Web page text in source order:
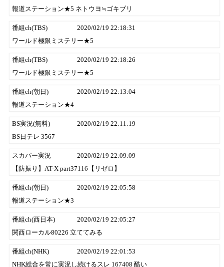
報道ステーション★5 ネトウヨ≒ゴキブリ
番組ch(TBS)
2020/02/19 22:18:31
ワールド極限ミステリー★5
番組ch(TBS)
2020/02/19 22:18:26
ワールド極限ミステリー★5
番組ch(朝日)
2020/02/19 22:13:04
報道ステーション★4
BS実況(無料)
2020/02/19 22:11:19
BS日テレ 3567
スカパー実況
2020/02/19 22:09:09
【防振り】AT-X part37116【リゼロ】
番組ch(朝日)
2020/02/19 22:05:58
報道ステーション★3
番組ch(西日本)
2020/02/19 22:05:27
関西ローカル80226 立ててみる
番組ch(NHK)
2020/02/19 22:01:53
NHK総合を常に実況し続けるスレ 167408 酷い